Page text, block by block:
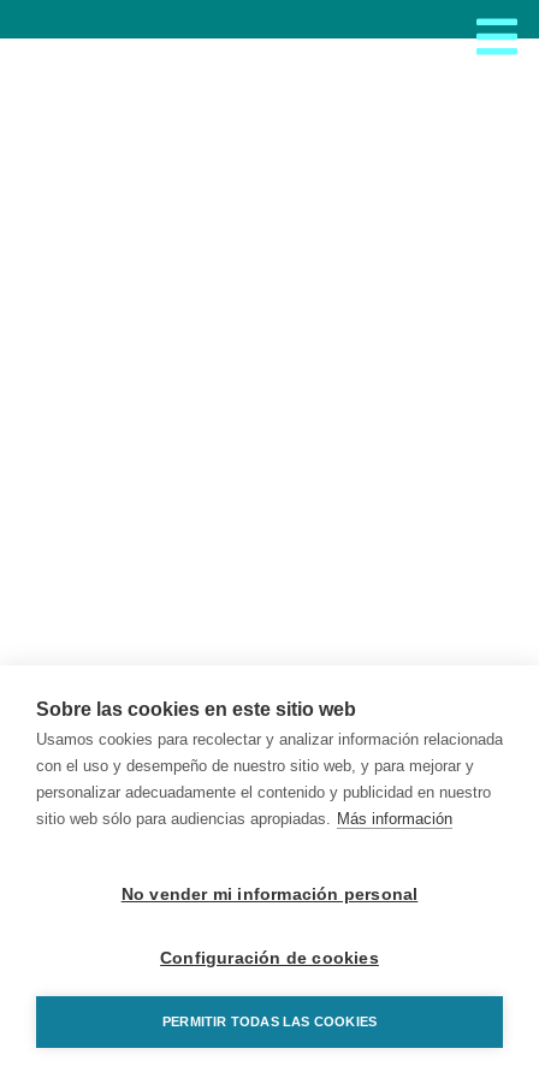
Sobre las cookies en este sitio web
Usamos cookies para recolectar y analizar información relacionada
con el uso y desempeño de nuestro sitio web, y para mejorar y
personalizar adecuadamente el contenido y publicidad en nuestro
sitio web sólo para audiencias apropiadas. Más información
No vender mi información personal
Configuración de cookies
PERMITIR TODAS LAS COOKIES